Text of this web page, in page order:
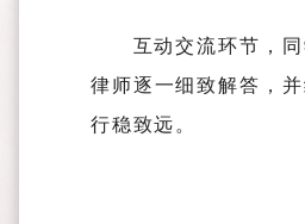
互动交流环节，
律师逐一细致解答，
行稳致远。